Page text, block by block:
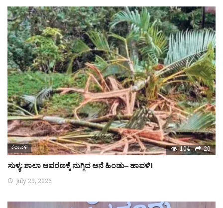
ಕರಾವಳಿ 104 20
ಸುಳ್ಯ: ಶಾಲಾ ಆವರಣಕ್ಕೆ ನುಗ್ಗಿದ ಆನೆ ಹಿಂಡು– ಹಾವಳಿ!
July 29, 2026